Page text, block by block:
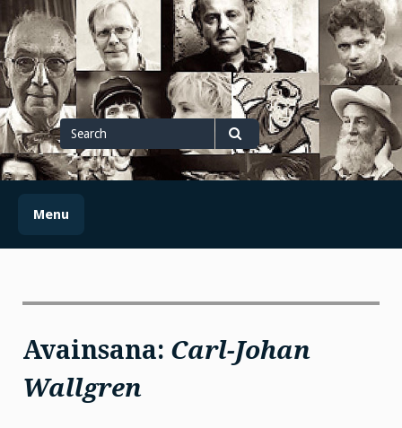
Skip
to
content
Search
for
Search
Menu
Avainsana: Carl-Johan
Wallgren